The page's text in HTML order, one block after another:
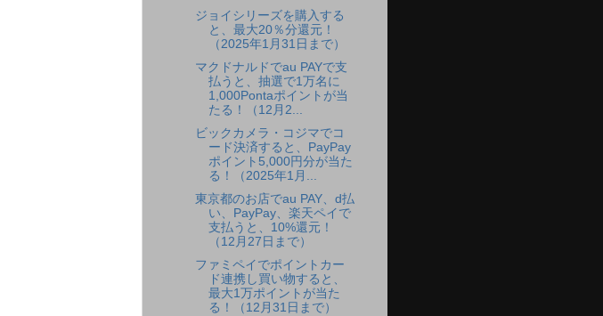
ジョイシリーズを購入する
と、最大20％分還元！
（2025年1月31日まで）
マクドナルドでau PAYで支
払うと、抽選で1万名に
1,000Pontaポイントが当
たる！（12月2...
ビックカメラ・コジマでコ
ード決済すると、PayPay
ポイント5,000円分が当た
る！（2025年1月...
東京都のお店でau PAY、d払
い、PayPay、楽天ペイで
支払うと、10%還元！
（12月27日まで）
ファミペイでポイントカー
ド連携し買い物すると、
最大1万ポイントが当た
る！（12月31日まで）